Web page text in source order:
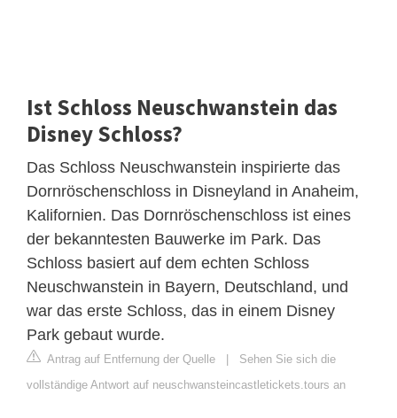
Ist Schloss Neuschwanstein das
Disney Schloss?
Das Schloss Neuschwanstein inspirierte das
Dornröschenschloss in Disneyland in Anaheim,
Kalifornien. Das Dornröschenschloss ist eines
der bekanntesten Bauwerke im Park. Das
Schloss basiert auf dem echten Schloss
Neuschwanstein in Bayern, Deutschland, und
war das erste Schloss, das in einem Disney
Park gebaut wurde.
Antrag auf Entfernung der Quelle
Sehen Sie sich die
vollständige Antwort auf neuschwansteincastletickets.tours an